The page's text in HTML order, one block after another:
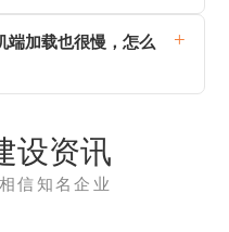
端加载也很慢，怎么
+
设资讯
信知名企业